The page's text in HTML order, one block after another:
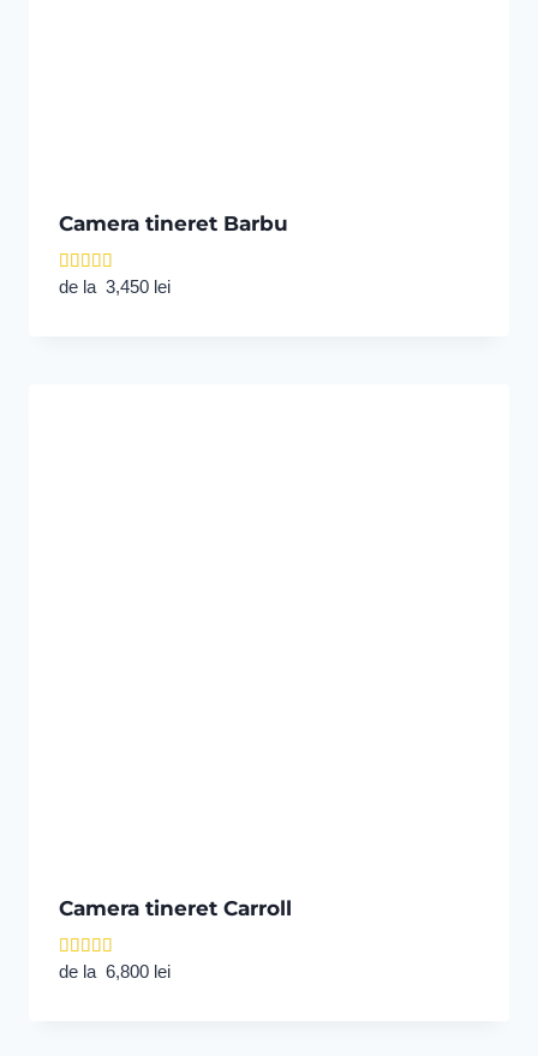
Camera tineret Barbu
Evaluat la
de la 3,450 lei
Camera tineret Carroll
Evaluat la
de la 6,800 lei